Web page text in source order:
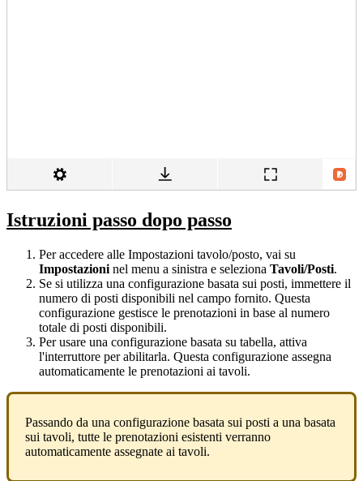
Istruzioni passo dopo passo
Per accedere alle Impostazioni tavolo/posto, vai su
Impostazioni nel menu a sinistra e seleziona Tavoli/Posti.
Se si utilizza una configurazione basata sui posti, immettere il
numero di posti disponibili nel campo fornito. Questa
configurazione gestisce le prenotazioni in base al numero
totale di posti disponibili.
Per usare una configurazione basata su tabella, attiva
l'interruttore per abilitarla. Questa configurazione assegna
automaticamente le prenotazioni ai tavoli.
Passando da una configurazione basata sui posti a una basata
sui tavoli, tutte le prenotazioni esistenti verranno
automaticamente assegnate ai tavoli.